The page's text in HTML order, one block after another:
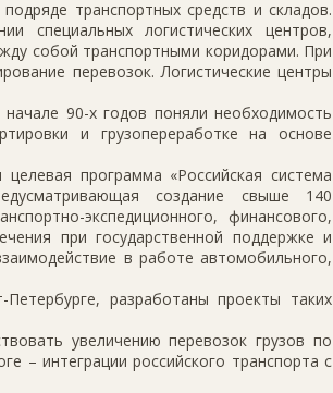
транспортных средств и складов.
специальных логистических центров,
собой транспортными коридорами. При
перевозок. Логистические центры
90-х годов поняли необходимость
и грузопереработке на основе
программа «Российская система
создание свыше 140
экспедиционного, финансового,
при государственной поддержке и
в работе автомобильного,
разработаны проекты таких
увеличению перевозок грузов по
– интеграции российского транспорта с